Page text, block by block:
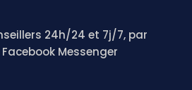
24h/24 et 7j/7, par
Messenger